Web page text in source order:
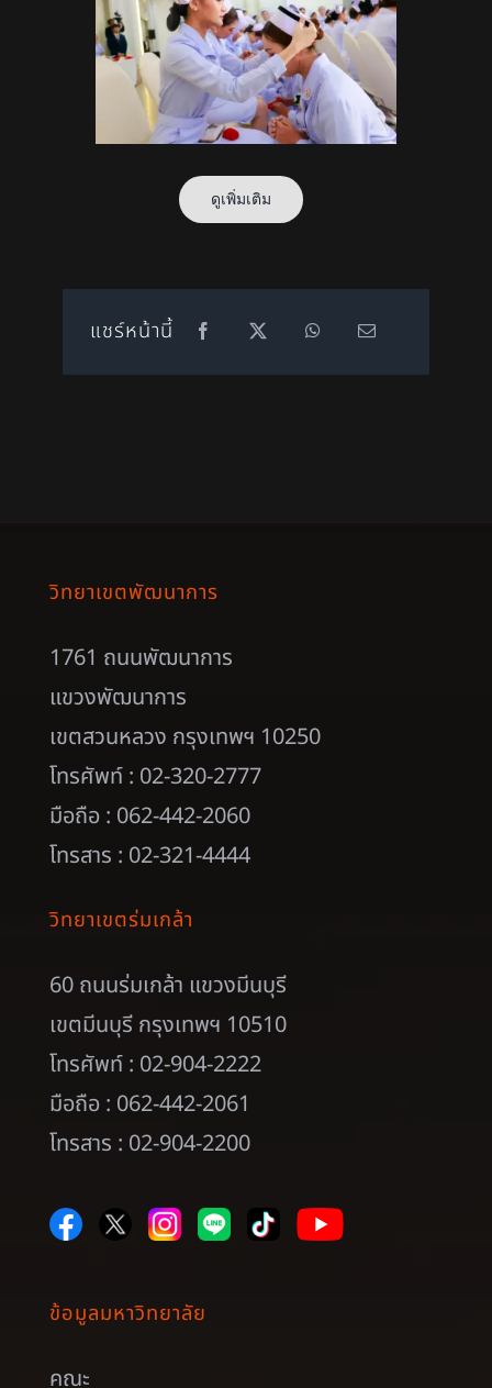
ดูเพิ่มเติม
แชร์หน้านี้
วิทยาเขตพัฒนาการ
1761 ถนนพัฒนาการ
แขวงพัฒนาการ
เขตสวนหลวง กรุงเทพฯ 10250
โทรศัพท์ : 02-320-2777
มือถือ : 062-442-2060
โทรสาร : 02-321-4444
วิทยาเขตร่มเกล้า
60 ถนนร่มเกล้า แขวงมีนบุรี
เขตมีนบุรี กรุงเทพฯ 10510
โทรศัพท์ : 02-904-2222
มือถือ : 062-442-2061
โทรสาร : 02-904-2200
ข้อมูลมหาวิทยาลัย
คณะ